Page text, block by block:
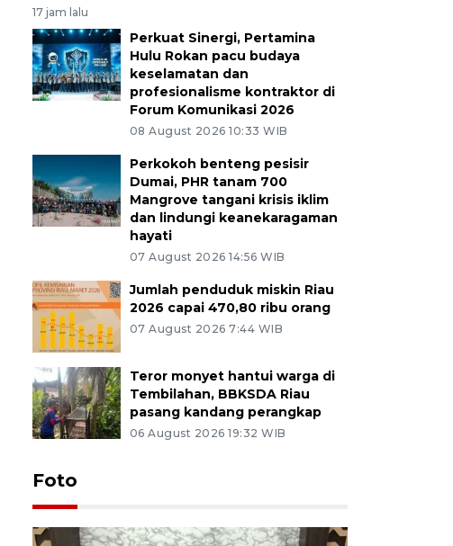
17 jam lalu
Perkuat Sinergi, Pertamina
Hulu Rokan pacu budaya
keselamatan dan
profesionalisme kontraktor di
Forum Komunikasi 2026
08 August 2026 10:33 WIB
Perkokoh benteng pesisir
Dumai, PHR tanam 700
Mangrove tangani krisis iklim
dan lindungi keanekaragaman
hayati
07 August 2026 14:56 WIB
Jumlah penduduk miskin Riau
2026 capai 470,80 ribu orang
07 August 2026 7:44 WIB
Teror monyet hantui warga di
Tembilahan, BBKSDA Riau
pasang kandang perangkap
06 August 2026 19:32 WIB
Foto